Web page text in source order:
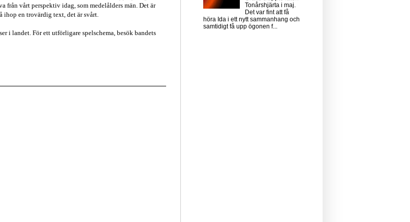
från vårt perspektiv idag, som medelålders män. Det är
en trovärdig text, det är svårt.
i landet. För ett utförligare spelschema, besök bandets
Tonårshjärta i maj.
Det var fint att få
höra Ida i ett nytt sammanhang och
samtidigt få upp ögonen f...